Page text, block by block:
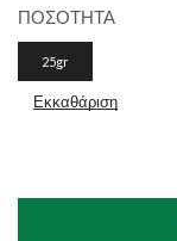
ΠΟΣΟΤΗΤΑ
25gr
Εκκαθάριση